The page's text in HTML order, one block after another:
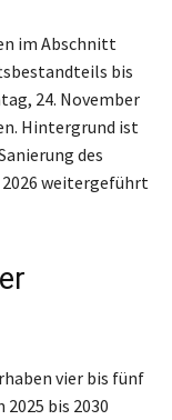
im Abschnitt
bis
24. November
Hintergrund ist
des
weitergeführt
vier bis fünf
bis 2030